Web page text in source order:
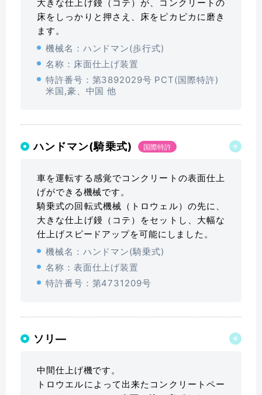
大きな仕上げ鏝（コテ）が、コンクリートの
床をしっかりと押さえ、床をピカピカに磨き
ます。
機械名：ハンドマン(歩行式)
名称：床面仕上げ装置
特許番号：第3892029号 PCT(国際特許)
米国,豪、中国 他
ハンドマン(騎乗式) 国際特許
車を運転する感覚でコンクリートの表面仕上
げができる機械です。
騎乗式の回転式機械（トロウェル）の先に、
大きな仕上げ鏝（コテ）をセットし、大幅な
仕上げスピードアップを可能にしました。
機械名：ハンドマン(騎乗式)
名称：表面仕上げ装置
特許番号：第4731209号
ソリ―
中間仕上げ機です。
トロウエルによって出来たコンクリートペー